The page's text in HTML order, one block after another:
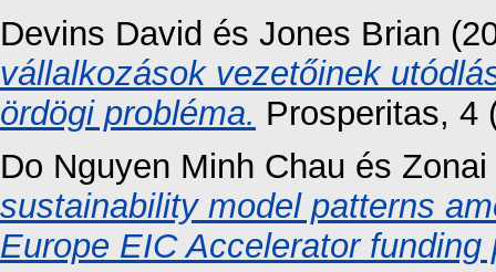
Devins David és Jones Brian
vállalkozások vezetőinek
ördögi probléma. Prosperitas, 4
Do Nguyen Minh Chau és
sustainability model patterns
Europe EIC Accelerator funding